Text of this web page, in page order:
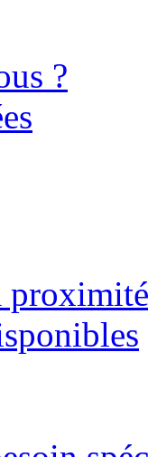
?
proximité